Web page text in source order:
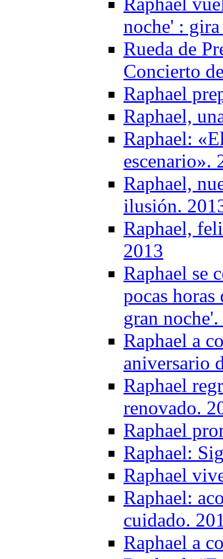
noche' :
Rueda de
Concierto
Raphael
Raphael,
Raphael:
escenario».
Raphael,
ilusión.
Raphael,
2013
Raphael se
pocas
gran
Raphael a
aniversario
Raphael
renovado.
Raphael
Raphael:
Raphael
Raphael:
cuidado.
Raphael a